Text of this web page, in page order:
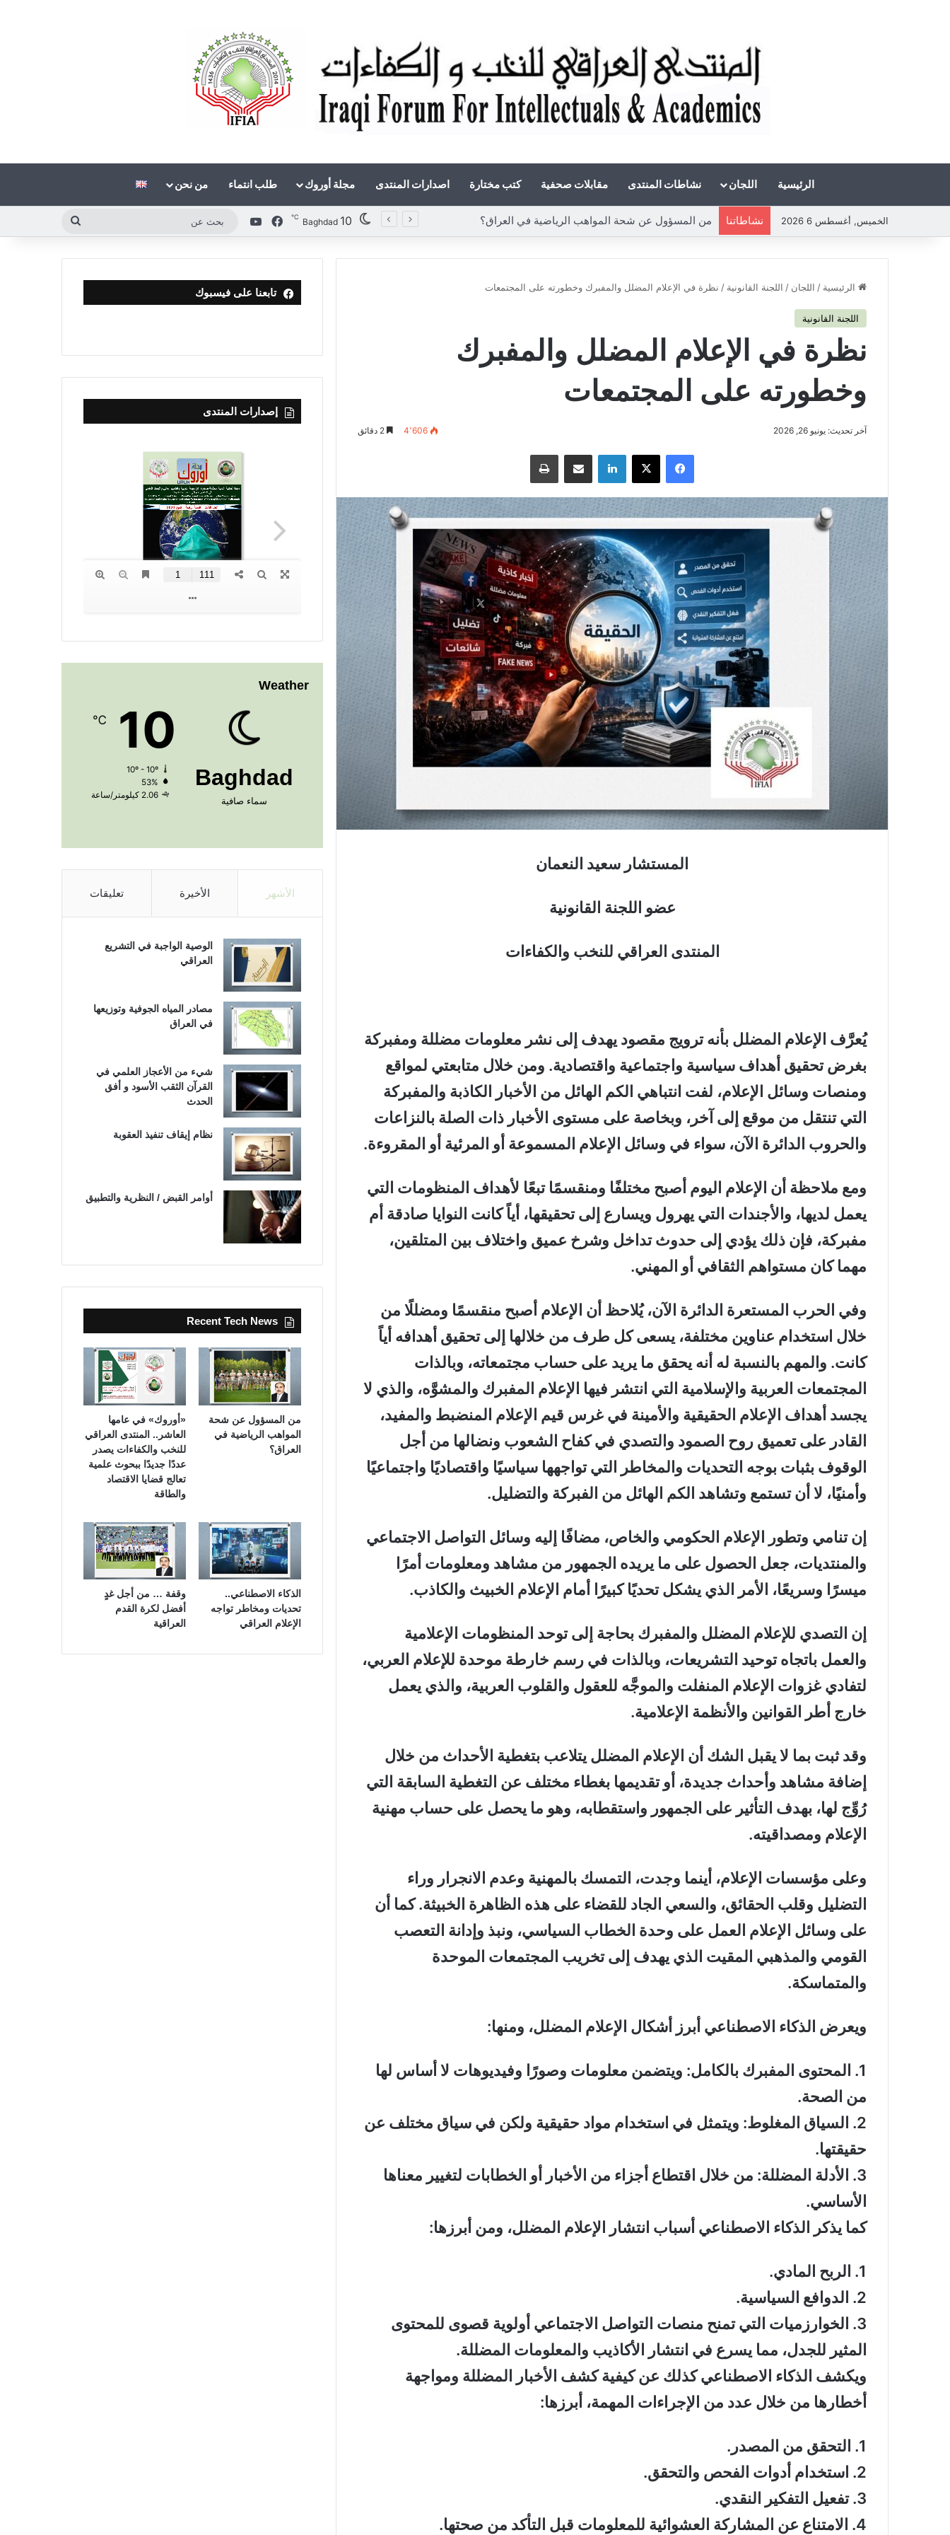
الرئيسية اللجان نشاطات المنتدى مقابلات صحفية كتب مختارة اصدارات المنتدى مجلة أوروك طلب انتماء من نحن
الخميس, أغسطس 6 2026 نشاطاتنا من المسؤول عن شحة المواهب الرياضية في العراق؟ Baghdad 10
℃ فيسبوك‫YouTube
الرئيسية / اللجان / اللجنة القانونية / نظرة في الإعلام المضلل والمفبرك وخطورته على المجتمعات
اللجنة القانونية
نظرة في الإعلام المضلل والمفبرك
وخطورته على المجتمعات
آخر تحديث: يونيو 26, 2026 4٬606
فيسبوك لينكدإن
المستشار سعيد النعمان
عضو اللجنة القانونية
المنتدى العراقي للنخب والكفاءات
يُعرَّف الإعلام المضلل بأنه ترويج مقصود يهدف إلى نشر معلومات مضللة ومفبركة
بغرض تحقيق أهداف سياسية واجتماعية واقتصادية. ومن خلال متابعتي لمواقع
ومنصات وسائل الإعلام، لفت انتباهي الكم الهائل من الأخبار الكاذبة والمفبركة
التي تنتقل من موقع إلى آخر، وبخاصة على مستوى الأخبار ذات الصلة بالنزاعات
والحروب الدائرة الآن، سواء في وسائل الإعلام المسموعة أو المرئية أو المقروءة.
ومع ملاحظة أن الإعلام اليوم أصبح مختلفًا ومنقسمًا تبعًا لأهداف المنظومات التي
يعمل لديها، والأجندات التي يهرول ويسارع إلى تحقيقها، أياً كانت النوايا صادقة أم
مفبركة، فإن ذلك يؤدي إلى حدوث تداخل وشرخ عميق واختلاف بين المتلقين،
مهما كان مستواهم الثقافي أو المهني.
وفي الحرب المستعرة الدائرة الآن، يُلاحظ أن الإعلام أصبح منقسمًا ومضللًا من
خلال استخدام عناوين مختلفة، يسعى كل طرف من خلالها إلى تحقيق أهدافه أياً
كانت. والمهم بالنسبة له أنه يحقق ما يريد على حساب مجتمعاته، وبالذات
المجتمعات العربية والإسلامية التي انتشر فيها الإعلام المفبرك والمشوَّه، والذي لا
يجسد أهداف الإعلام الحقيقية والأمينة في غرس قيم الإعلام المنضبط والمفيد،
القادر على تعميق روح الصمود والتصدي في كفاح الشعوب ونضالها من أجل
الوقوف بثبات بوجه التحديات والمخاطر التي تواجهها سياسيًا واقتصاديًا واجتماعيًا
وأمنيًا، لا أن تستمع وتشاهد الكم الهائل من الفبركة والتضليل.
إن تنامي وتطور الإعلام الحكومي والخاص، مضافًا إليه وسائل التواصل الاجتماعي
والمنتديات، جعل الحصول على ما يريده الجمهور من مشاهد ومعلومات أمرًا
ميسرًا وسريعًا، الأمر الذي يشكل تحديًا كبيرًا أمام الإعلام الخبيث والكاذب.
إن التصدي للإعلام المضلل والمفبرك بحاجة إلى توحد المنظومات الإعلامية
والعمل باتجاه توحيد التشريعات، وبالذات في رسم خارطة موحدة للإعلام العربي،
لتفادي غزوات الإعلام المنفلت والموجَّه للعقول والقلوب العربية، والذي يعمل
خارج أطر القوانين والأنظمة الإعلامية.
وقد ثبت بما لا يقبل الشك أن الإعلام المضلل يتلاعب بتغطية الأحداث من خلال
إضافة مشاهد وأحداث جديدة، أو تقديمها بغطاء مختلف عن التغطية السابقة التي
رُوِّج لها، بهدف التأثير على الجمهور واستقطابه، وهو ما يحصل على حساب مهنية
الإعلام ومصداقيته.
وعلى مؤسسات الإعلام، أينما وجدت، التمسك بالمهنية وعدم الانجرار وراء
التضليل وقلب الحقائق، والسعي الجاد للقضاء على هذه الظاهرة الخبيثة. كما أن
على وسائل الإعلام العمل على وحدة الخطاب السياسي، ونبذ وإدانة التعصب
القومي والمذهبي المقيت الذي يهدف إلى تخريب المجتمعات الموحدة
والمتماسكة.
ويعرض الذكاء الاصطناعي أبرز أشكال الإعلام المضلل، ومنها:
1. المحتوى المفبرك بالكامل: ويتضمن معلومات وصورًا وفيديوهات لا أساس لها
من الصحة.
2. السياق المغلوط: ويتمثل في استخدام مواد حقيقية ولكن في سياق مختلف عن
حقيقتها.
3. الأدلة المضللة: من خلال اقتطاع أجزاء من الأخبار أو الخطابات لتغيير معناها
الأساسي.
كما يذكر الذكاء الاصطناعي أسباب انتشار الإعلام المضلل، ومن أبرزها:
1. الربح المادي.
2. الدوافع السياسية.
3. الخوارزميات التي تمنح منصات التواصل الاجتماعي أولوية قصوى للمحتوى
المثير للجدل، مما يسرع في انتشار الأكاذيب والمعلومات المضللة.
ويكشف الذكاء الاصطناعي كذلك عن كيفية كشف الأخبار المضللة ومواجهة
أخطارها من خلال عدد من الإجراءات المهمة، أبرزها:
1. التحقق من المصدر .
2. استخدام أدوات الفحص والتحقق.
3. تفعيل التفكير النقدي.
4. الامتناع عن المشاركة العشوائية للمعلومات قبل التأكد من صحتها.
تابعنا على فيسبوك
إصدارات المنتدى
Weather
Baghdad
سماء صافية
10
℃
10º - 10º
53%
2.06 كيلومتر/ساعة
الأشهر الأخيرة تعليقات
الوصية الواجبة في التشريع
العراقي
مصادر المياه الجوفية وتوزيعها
في العراق
شيء من الأعجاز العلمي في
القرآن الثقب الأسود و أفق
الحدث
نظام إيقاف تنفيذ العقوبة
أوامر القبض / النظرية والتطبيق
Recent Tech News
من المسؤول عن شحة
المواهب الرياضية في
العراق؟
«أوروك» في عامها
العاشر.. المنتدى العراقي
للنخب والكفاءات يصدر
عددًا جديدًا ببحوث علمية
تعالج قضايا الاقتصاد
والطاقة
الذكاء الاصطناعي..
تحديات ومخاطر تواجه
الإعلام العراقي
وقفة … من أجل غدٍ
أفضل لكرة القدم
العراقية